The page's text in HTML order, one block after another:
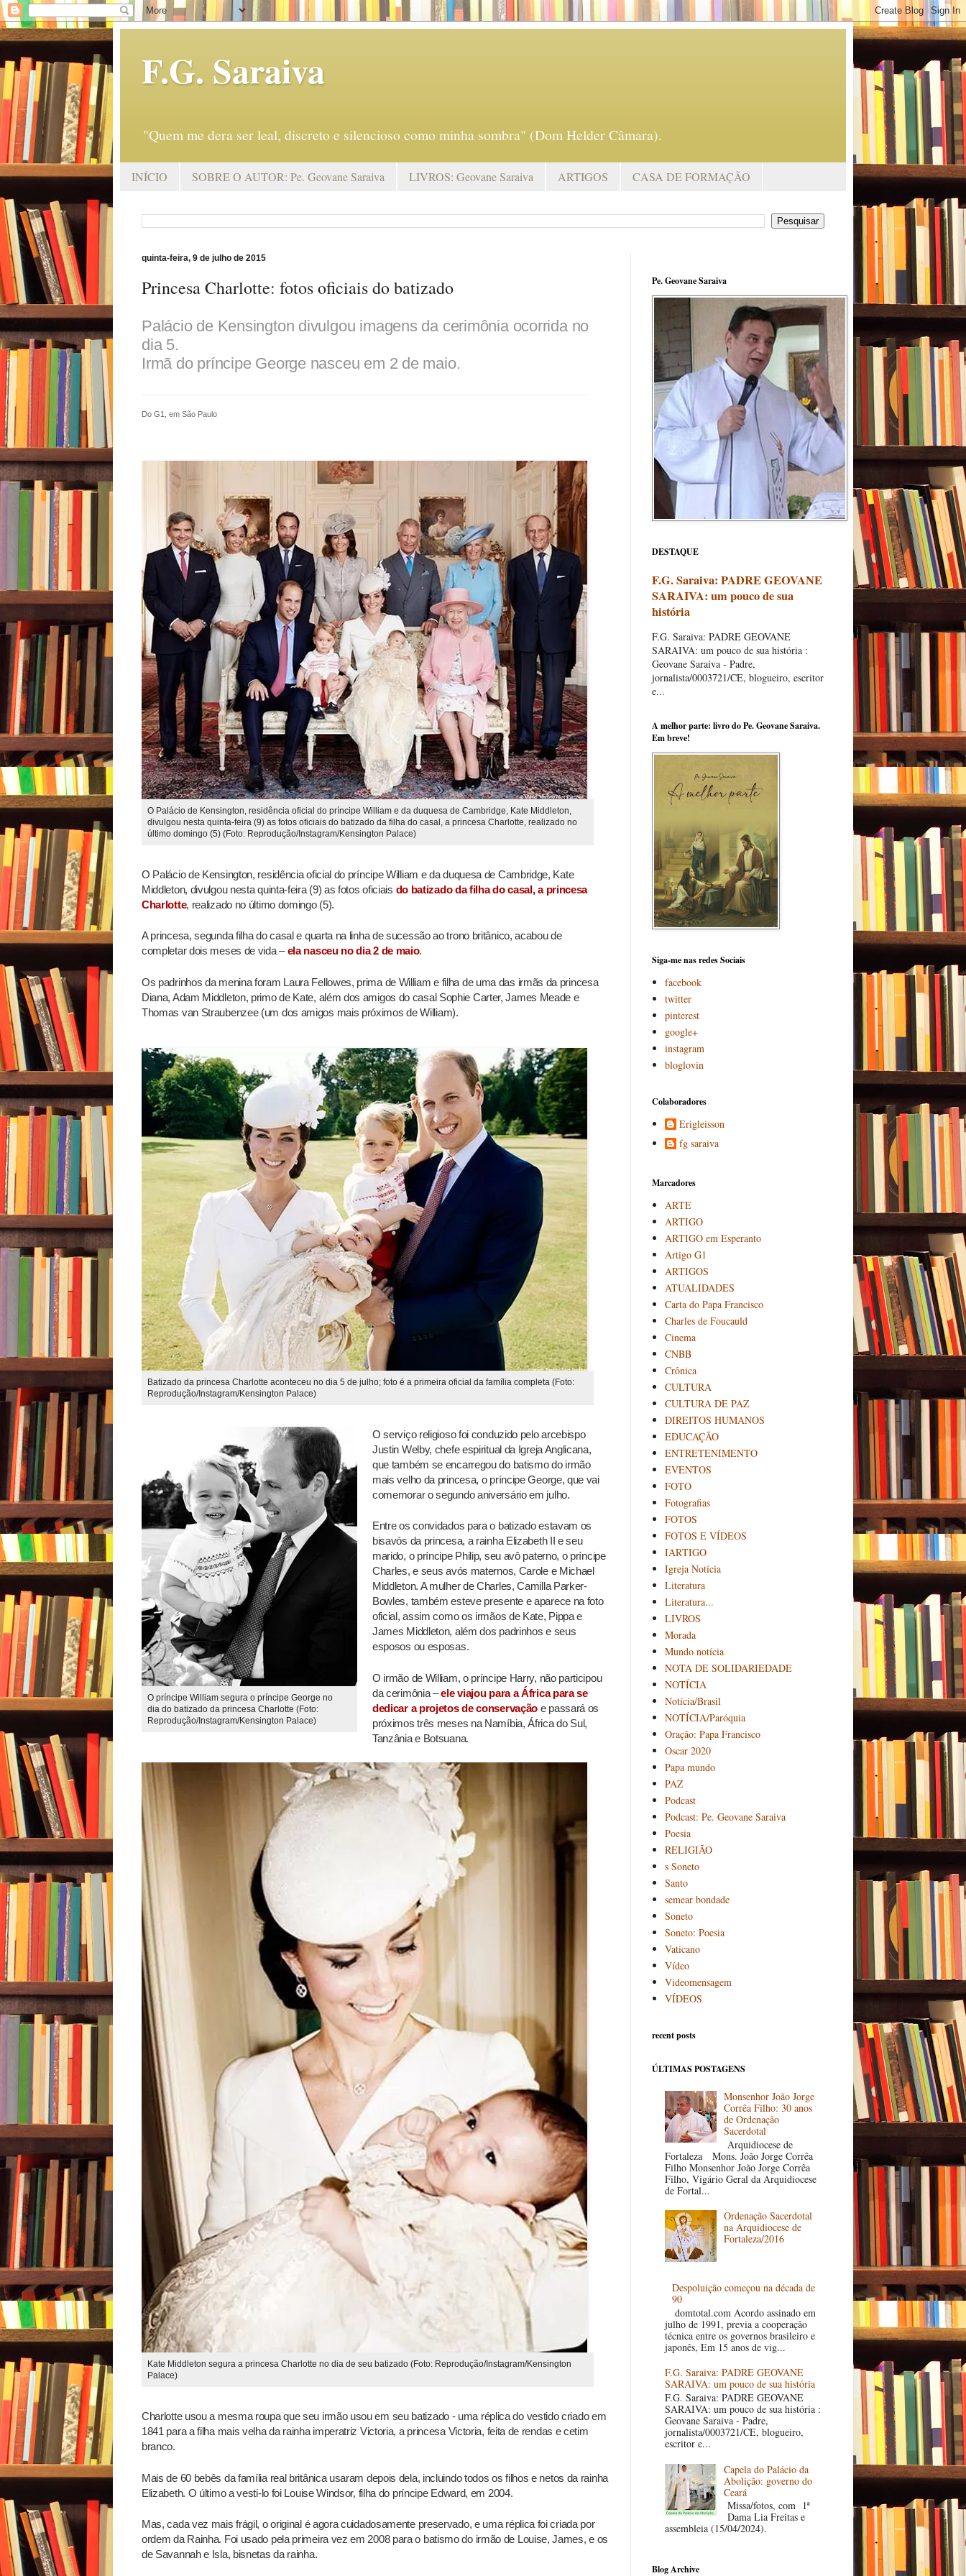
F.G. Saraiva
"Quem me dera ser leal, discreto e silencioso como minha sombra" (Dom Helder Câmara).
INÍCIO SOBRE O AUTOR: Pe. Geovane Saraiva LIVROS: Geovane Saraiva ARTIGOS CASA DE FORMAÇÃO
quinta-feira, 9 de julho de 2015
Princesa Charlotte: fotos oficiais do batizado
Palácio de Kensington divulgou imagens da cerimônia ocorrida no
dia 5.
Irmã do príncipe George nasceu em 2 de maio.
Do G1, em São Paulo
O Palácio de Kensington, residência oficial do príncipe William e da duquesa de Cambridge, Kate Middleton,
divulgou nesta quinta-feira (9) as fotos oficiais do batizado da filha do casal, a princesa Charlotte, realizado no
último domingo (5) (Foto: Reprodução/Instagram/Kensington Palace)
O Palácio de Kensington, residência oficial do príncipe William e da duquesa de Cambridge, Kate
Middleton, divulgou nesta quinta-feira (9) as fotos oficiais do batizado da filha do casal, a princesa
Charlotte, realizado no último domingo (5).
A princesa, segunda filha do casal e quarta na linha de sucessão ao trono britânico, acabou de
completar dois meses de vida –ela nasceu no dia 2 de maio.
Os padrinhos da menina foram Laura Fellowes, prima de William e filha de uma das irmãs da princesa
Diana, Adam Middleton, primo de Kate, além dos amigos do casal Sophie Carter, James Meade e
Thomas van Straubenzee (um dos amigos mais próximos de William).
Batizado da princesa Charlotte aconteceu no dia 5 de julho; foto é a primeira oficial da família completa (Foto:
Reprodução/Instagram/Kensington Palace)
O príncipe William segura o príncipe George no
dia do batizado da princesa Charlotte (Foto:
Reprodução/Instagram/Kensington Palace)
O serviço religioso foi conduzido pelo arcebispo
Justin Welby, chefe espiritual da Igreja Anglicana,
que também se encarregou do batismo do irmão
mais velho da princesa, o príncipe George, que vai
comemorar o segundo aniversário em julho.
Entre os convidados para o batizado estavam os
bisavós da princesa, a rainha Elizabeth II e seu
marido, o príncipe Philip, seu avô paterno, o príncipe
Charles, e seus avós maternos, Carole e Michael
Middleton. A mulher de Charles, Camilla Parker-
Bowles, também esteve presente e aparece na foto
oficial, assim como os irmãos de Kate, Pippa e
James Middleton, além dos padrinhos e seus
esposos ou esposas.
O irmão de William, o príncipe Harry, não participou
da cerimônia –ele viajou para a África para se
dedicar a projetos de conservação e passará os
próximos três meses na Namíbia, África do Sul,
Tanzânia e Botsuana.
Kate Middleton segura a princesa Charlotte no dia de seu batizado (Foto: Reprodução/Instagram/Kensington
Palace)
Charlotte usou a mesma roupa que seu irmão usou em seu batizado - uma réplica do vestido criado em
1841 para a filha mais velha da rainha imperatriz Victoria, a princesa Victoria, feita de rendas e cetim
branco.
Mais de 60 bebês da família real britânica usaram depois dela, incluindo todos os filhos e netos da rainha
Elizabeth. O último a vesti-lo foi Louise Windsor, filha do príncipe Edward, em 2004.
Mas, cada vez mais frágil, o original é agora cuidadosamente preservado, e uma réplica foi criada por
ordem da Rainha. Foi usado pela primeira vez em 2008 para o batismo do irmão de Louise, James, e os
de Savannah e Isla, bisnetas da rainha.
Pe. Geovane Saraiva
DESTAQUE
F.G. Saraiva: PADRE GEOVANE
SARAIVA: um pouco de sua
história
F.G. Saraiva: PADRE GEOVANE
SARAIVA: um pouco de sua história :
Geovane Saraiva - Padre,
jornalista/0003721/CE, blogueiro, escritor
e...
A melhor parte: livro do Pe. Geovane Saraiva.
Em breve!
Siga-me nas redes Sociais
facebook
twitter
pinterest
google+
instagram
bloglovin
Colaboradores
Erigleisson
fg saraiva
Marcadores
ARTE
ARTIGO
ARTIGO em Esperanto
Artigo G1
ARTIGOS
ATUALIDADES
Carta do Papa Francisco
Charles de Foucauld
Cinema
CNBB
Crônica
CULTURA
CULTURA DE PAZ
DIREITOS HUMANOS
EDUCAÇÃO
ENTRETENIMENTO
EVENTOS
FOTO
Fotografias
FOTOS
FOTOS E VÍDEOS
IARTIGO
Igreja Notícia
Literatura
Literatura...
LIVROS
Morada
Mundo notícia
NOTA DE SOLIDARIEDADE
NOTÍCIA
Notícia/Brasil
NOTÍCIA/Paróquia
Oração: Papa Francisco
Oscar 2020
Papa mundo
PAZ
Podcast
Podcast: Pe. Geovane Saraiva
Poesia
RELIGIÃO
s Soneto
Santo
semear bondade
Soneto
Soneto: Poesia
Vaticano
Vídeo
Videomensagem
VÍDEOS
recent posts
ÚLTIMAS POSTAGENS
Monsenhor João Jorge
Corrêa Filho: 30 anos
de Ordenação
Sacerdotal
Arquidiocese de
Fortaleza Mons. João Jorge Corrêa
Filho Monsenhor João Jorge Corrêa
Filho, Vigário Geral da Arquidiocese
de Fortal...
Ordenação Sacerdotal
na Arquidiocese de
Fortaleza/2016
Despoluição começou na década de
90
domtotal.com Acordo assinado em
julho de 1991, previa a cooperação
técnica entre os governos brasileiro e
japonês, Em 15 anos de vig...
F.G. Saraiva: PADRE GEOVANE
SARAIVA: um pouco de sua história
F.G. Saraiva: PADRE GEOVANE
SARAIVA: um pouco de sua história :
Geovane Saraiva - Padre,
jornalista/0003721/CE, blogueiro,
escritor e...
Capela do Palácio da
Abolição: governo do
Ceará
Missa/fotos, com 1ª
Dama Lia Freitas e
assembleia (15/04/2024).
Blog Archive